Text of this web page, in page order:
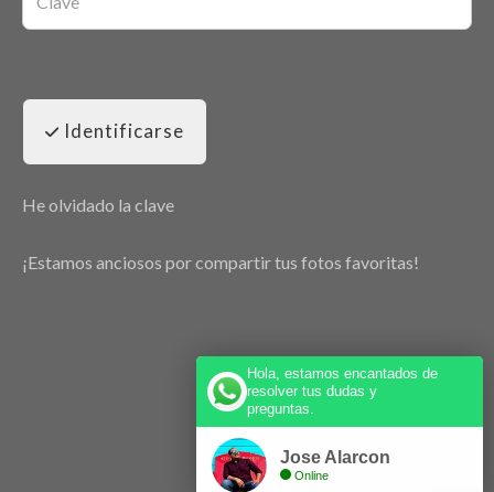
Identificarse
He olvidado la clave
¡Estamos anciosos por compartir tus fotos favoritas!
Hola, estamos encantados de
resolver tus dudas y
preguntas.
Jose Alarcon
Online